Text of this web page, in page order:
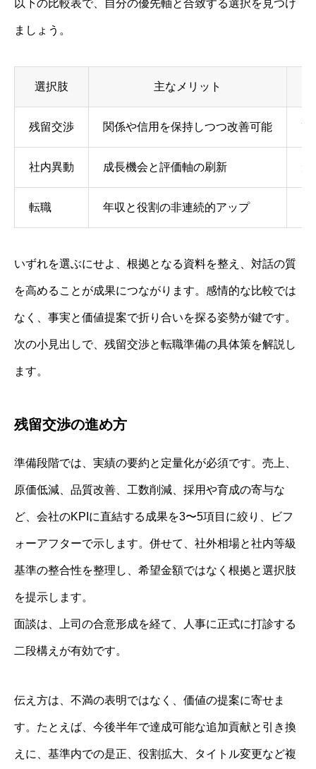
以下の比較表で、自分の優先軸と合致する選択を見つけ
ましょう。
選択肢 主なメリット
残留交渉 関係や信用を保持しつつ改善可能 改
社内異動 成長機会と評価軸の刷新 短
転職 年収と役割の非連続的アップ
いずれを選ぶにせよ、根拠となる資料を整え、対話の質
を高めることが成果につながります。感情的な比較では
なく、事実と価値提案で折り合いを探る姿勢が鍵です。
次の小見出しで、残留交渉と転職準備の具体策を解説し
ます。
残留交渉の進め方
準備段階では、実績の要約と定量化が必須です。売上、
原価低減、品質改善、工数削減、採用や育成の寄与な
ど、会社のKPIに直結する成果を3〜5項目に絞り、ビフ
ォーアフターで示します。併せて、社外相場と社内等級
基準の整合性を整理し、希望金額ではなく根拠と選択肢
を提示します。
面談は、上司の合意形成を経て、人事に正式に打診する
二段構えが有効です。
伝え方は、不満の表明ではなく、価値の提案に寄せま
す。たとえば、今後半年で達成可能な追加貢献と引き換
えに、基準内での是正、役割拡大、タイトル変更など複